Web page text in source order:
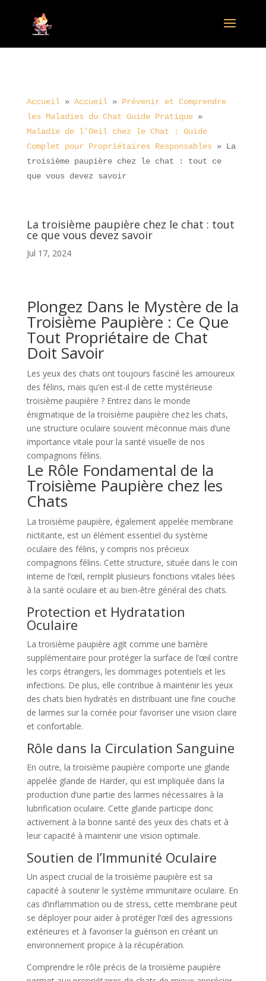
Accueil» Accueil» Prévenir et Comprendre
les Maladies du Chat Guide Pratique»
Maladie de l’Oeil chez le Chat : Guide
Complet pour Propriétaires Responsables» La
troisième paupière chez le chat : tout ce
que vous devez savoir
La troisième paupière chez le chat : tout
ce que vous devez savoir
Jul 17, 2024
Plongez Dans le Mystère de la
Troisième Paupière : Ce Que
Tout Propriétaire de Chat
Doit Savoir
Les yeux des chats ont toujours fasciné les amoureux
des félins, mais qu’en est-il de cette mystérieuse
troisième paupière ? Entrez dans le monde
énigmatique de la troisième paupière chez les chats,
une structure oculaire souvent méconnue mais d’une
importance vitale pour la santé visuelle de nos
compagnons félins.
Le Rôle Fondamental de la
Troisième Paupière chez les
Chats
La troisième paupière, également appelée membrane
nictitante, est un élément essentiel du système
oculaire des félins, y compris nos précieux
compagnons félins. Cette structure, située dans le coin
interne de l’œil, remplit plusieurs fonctions vitales liées
à la santé oculaire et au bien-être général des chats.
Protection et Hydratation
Oculaire
La troisième paupière agit comme une barrière
supplémentaire pour protéger la surface de l’œil contre
les corps étrangers, les dommages potentiels et les
infections. De plus, elle contribue à maintenir les yeux
des chats bien hydratés en distribuant une fine couche
de larmes sur la cornée pour favoriser une vision claire
et confortable.
Rôle dans la Circulation Sanguine
En outre, la troisième paupière comporte une glande
appelée glande de Harder, qui est impliquée dans la
production d’une partie des larmes nécessaires à la
lubrification oculaire. Cette glande participe donc
activement à la bonne santé des yeux des chats et à
leur capacité à maintenir une vision optimale.
Soutien de l’Immunité Oculaire
Un aspect crucial de la troisième paupière est sa
capacité à soutenir le système immunitaire oculaire. En
cas d’inflammation ou de stress, cette membrane peut
se déployer pour aider à protéger l’œil des agressions
extérieures et à favoriser la guérison en créant un
environnement propice à la récupération.
Comprendre le rôle précis de la troisième paupière